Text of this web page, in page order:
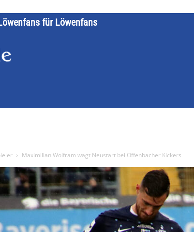
für Löwenfans
Maximilian Wolfram wagt Neustart bei Offenbacher Kickers